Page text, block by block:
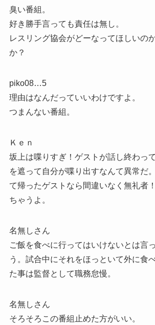
臭い番組。
好き勝手言っても責任は無し。
レスリング協会がどーなってほしいの
か？
piko08…5
理由はなんだっていいわけですよ。
つまんない番組。
Ｋｅｎ
坂上は喋りすぎ！ゲストが話し終わっ
を遮って自分が喋り出すなんて異常だ
て帰ったゲストなら間違いなく無礼者
ちゃうよ。
名無しさん
ご飯を食べに行ってはいけないとは言
う。試合中にそれをほっといて外に食
た事は監督として職務怠慢。
名無しさん
そろそろこの番組止めた方がいい。